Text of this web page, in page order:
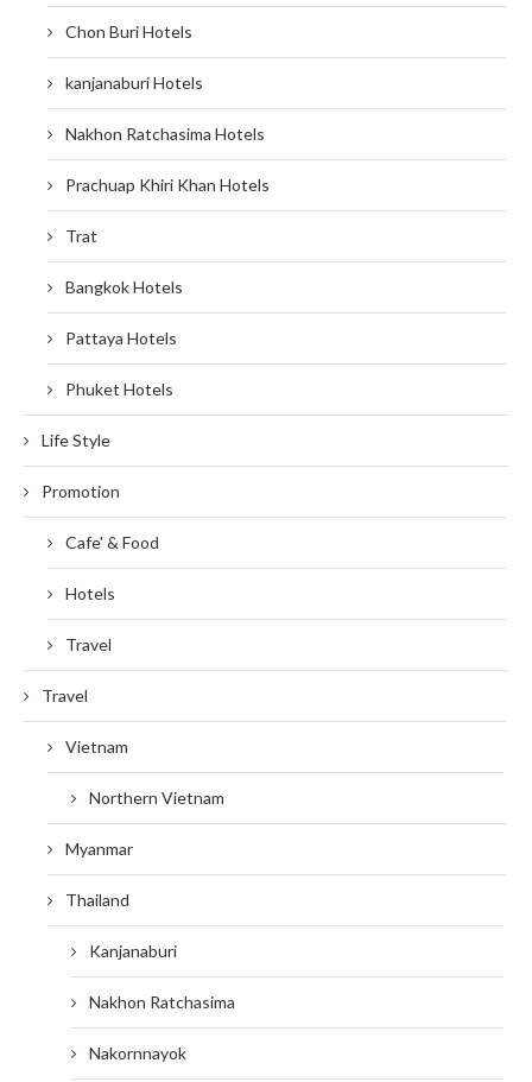
Chon Buri Hotels
kanjanaburi Hotels
Nakhon Ratchasima Hotels
Prachuap Khiri Khan Hotels
Trat
Bangkok Hotels
Pattaya Hotels
Phuket Hotels
Life Style
Promotion
Cafe' & Food
Hotels
Travel
Travel
Vietnam
Northern Vietnam
Myanmar
Thailand
Kanjanaburi
Nakhon Ratchasima
Nakornnayok